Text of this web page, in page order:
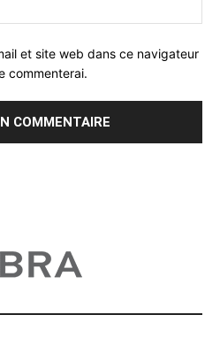
et site web dans ce navigateur
commenterai.